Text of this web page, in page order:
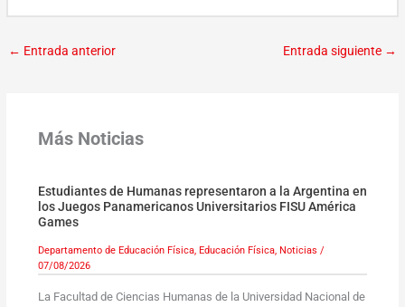
← Entrada anterior Entrada siguiente →
Más Noticias
Estudiantes de Humanas representaron a la Argentina en
los Juegos Panamericanos Universitarios FISU América
Games
Departamento de Educación Física, Educación Física, Noticias /
07/08/2026
La Facultad de Ciencias Humanas de la Universidad Nacional de